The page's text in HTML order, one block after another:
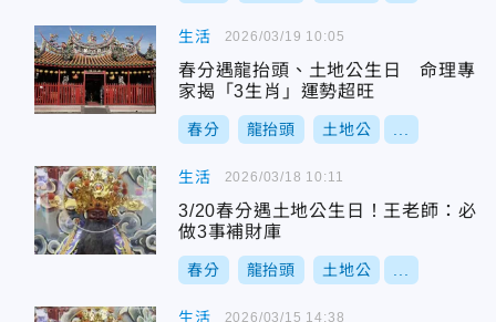
生活
春分遇龍抬頭、土地公生日 命理專
家揭「3生肖」運勢超旺
春分 龍抬頭 土地公
2026/03/19 10:05
生活
3/20春分遇土地公生日！王老師：必
做3事補財庫
春分 龍抬頭 土地公
2026/03/18 10:11
生活 2026/03/15 14:38